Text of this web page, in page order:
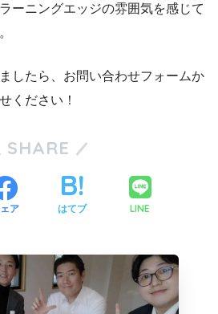
ーニングエッジの雰囲気を感じて
したら、お問い合わせフォームか
ください！
SHARE
ア はてブ LINE